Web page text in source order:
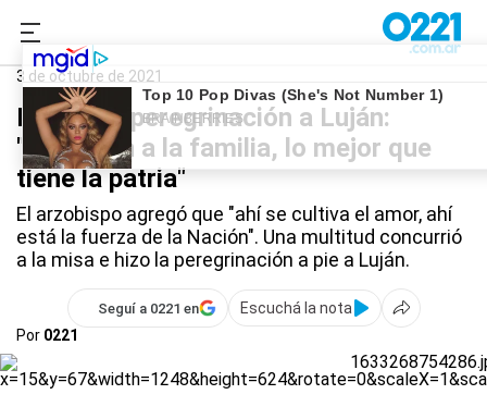
0221.com.ar
3 de octubre de 2021
Poli en la peregrinación a Luján:
"Apuesten a la familia, lo mejor que
tiene la patria"
El arzobispo agregó que "ahí se cultiva el amor, ahí
está la fuerza de la Nación". Una multitud concurrió
a la misa e hizo la peregrinación a pie a Luján.
Seguí a 0221 en
Escuchá la nota
Por 0221